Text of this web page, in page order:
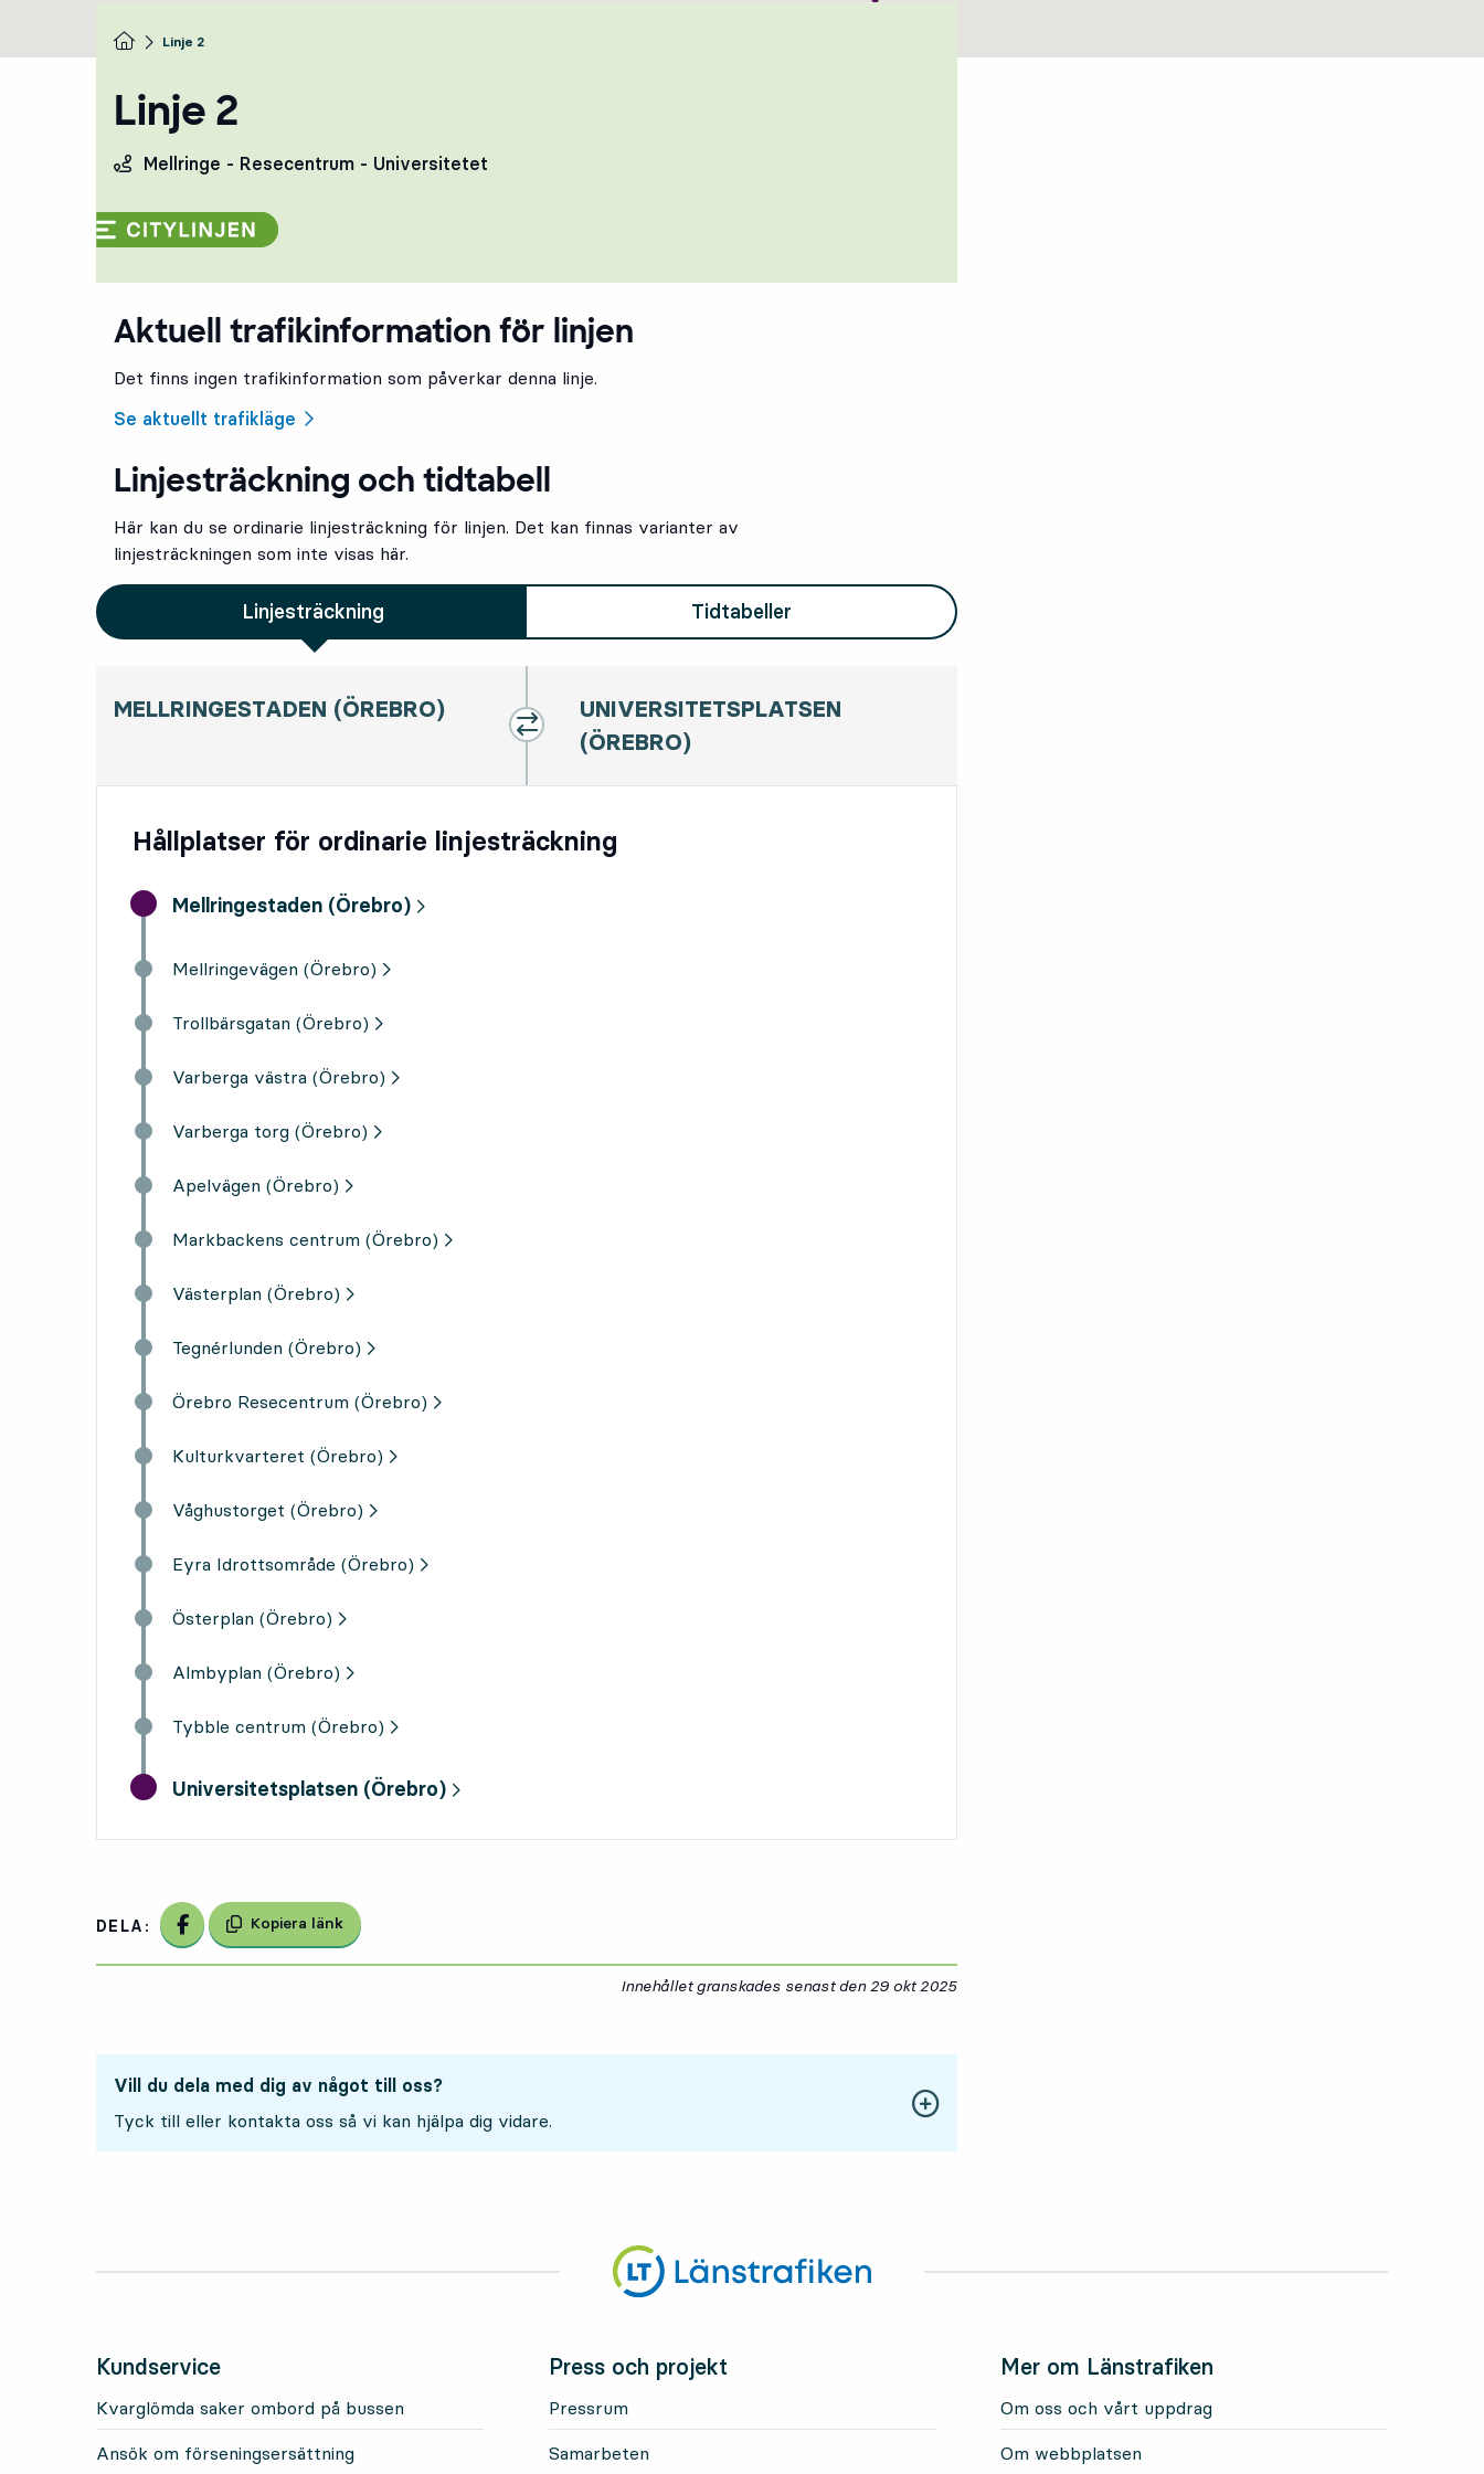
Startsida
Linje 2
Linje 2
Mellringe - Resecentrum - Universitetet
Aktuell trafikinformation för linjen
Det finns ingen trafikinformation som påverkar denna linje.
Se aktuellt trafikläge
Linjesträckning och tidtabell
Här kan du se ordinarie linjesträckning för linjen. Det kan finnas varianter av
linjesträckningen som inte visas här.
Linjesträckning Tidtabeller
MELLRINGESTADEN (ÖREBRO)
UNIVERSITETSPLATSEN
(ÖREBRO)
Hållplatser för ordinarie linjesträckning
Start destination,
Mellringestaden (Örebro)
Mellringevägen (Örebro)
Trollbärsgatan (Örebro)
Varberga västra (Örebro)
Varberga torg (Örebro)
Apelvägen (Örebro)
Markbackens centrum (Örebro)
Västerplan (Örebro)
Tegnérlunden (Örebro)
Örebro Resecentrum (Örebro)
Kulturkvarteret (Örebro)
Våghustorget (Örebro)
Eyra Idrottsområde (Örebro)
Österplan (Örebro)
Almbyplan (Örebro)
Tybble centrum (Örebro)
slutdestination,
Universitetsplatsen (Örebro)
DELA: Dela på Facebook
Kopiera länk
Innehållet granskades senast den 29 okt 2025
Vill du dela med dig av något till oss?
Tyck till eller kontakta oss så vi kan hjälpa dig vidare.
Kundservice
Kvarglömda saker ombord på bussen
Ansök om förseningsersättning
Press och projekt
Pressrum
Samarbeten
Mer om Länstrafiken
Om oss och vårt uppdrag
Om webbplatsen